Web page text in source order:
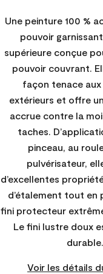
Une peinture 100 %
pouvoir
supérieure conçue
pouvoir couvrant.
façon tenace
extérieurs et offre
accrue contre la
taches.
pinceau, au
pulvérisateur,
d’excellentes
d’étalement tout en
fini protecteur
Le fini lustre doux
durable.
Voir les détails